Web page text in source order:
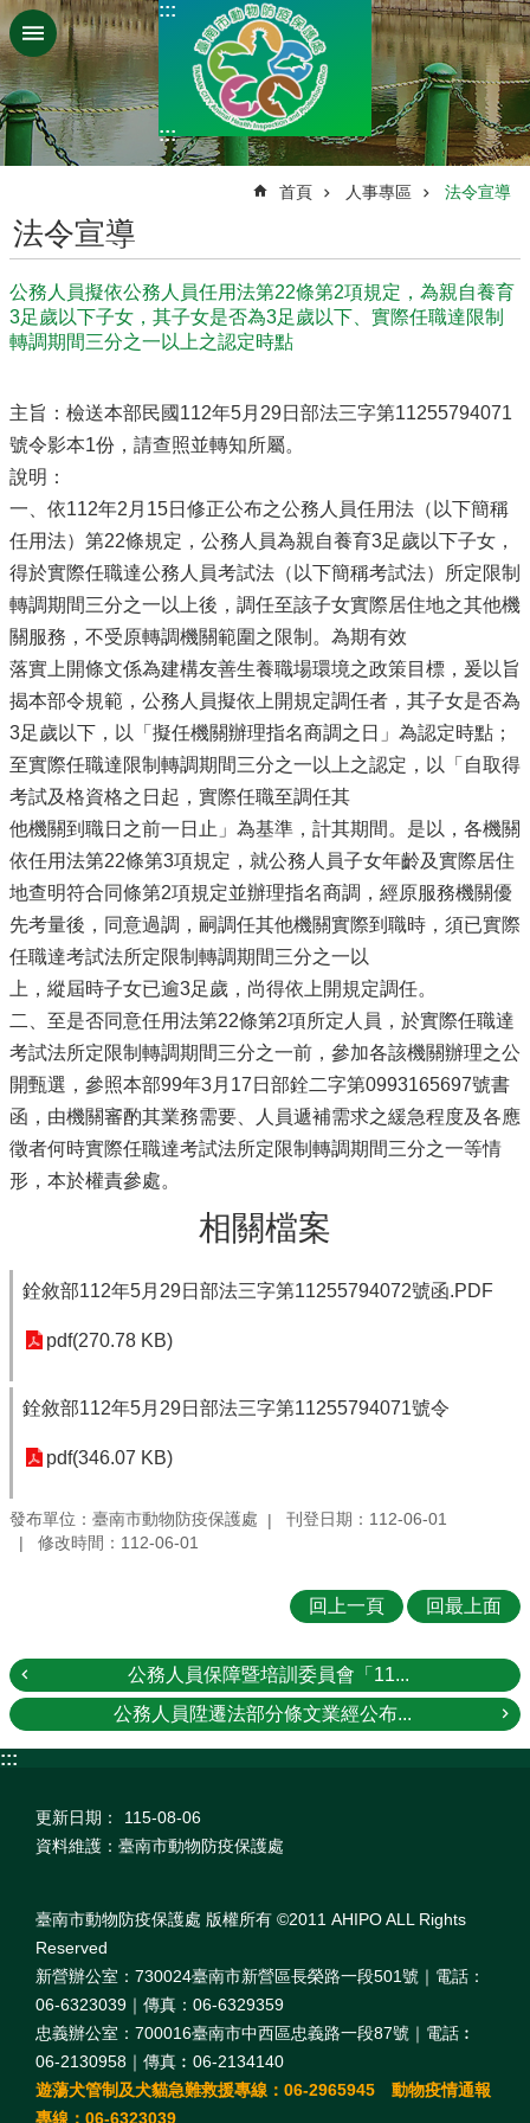
跳到主要內容區塊
:::
:::
首頁 人事專區 法令宣導
法令宣導
公務人員擬依公務人員任用法第22條第2項規定，為親自養育
3足歲以下子女，其子女是否為3足歲以下、實際任職達限制
轉調期間三分之一以上之認定時點
主旨：檢送本部民國112年5月29日部法三字第11255794071
號令影本1份，請查照並轉知所屬。
說明：
一、依112年2月15日修正公布之公務人員任用法（以下簡稱
任用法）第22條規定，公務人員為親自養育3足歲以下子女，
得於實際任職達公務人員考試法（以下簡稱考試法）所定限制
轉調期間三分之一以上後，調任至該子女實際居住地之其他機
關服務，不受原轉調機關範圍之限制。為期有效
落實上開條文係為建構友善生養職場環境之政策目標，爰以旨
揭本部令規範，公務人員擬依上開規定調任者，其子女是否為
3足歲以下，以「擬任機關辦理指名商調之日」為認定時點；
至實際任職達限制轉調期間三分之一以上之認定，以「自取得
考試及格資格之日起，實際任職至調任其
他機關到職日之前一日止」為基準，計其期間。是以，各機關
依任用法第22條第3項規定，就公務人員子女年齡及實際居住
地查明符合同條第2項規定並辦理指名商調，經原服務機關優
先考量後，同意過調，嗣調任其他機關實際到職時，須已實際
任職達考試法所定限制轉調期間三分之一以
上，縱屆時子女已逾3足歲，尚得依上開規定調任。
二、至是否同意任用法第22條第2項所定人員，於實際任職達
考試法所定限制轉調期間三分之一前，參加各該機關辦理之公
開甄選，參照本部99年3月17日部銓二字第0993165697號書
函，由機關審酌其業務需要、人員遞補需求之緩急程度及各應
徵者何時實際任職達考試法所定限制轉調期間三分之一等情
形，本於權責參處。
相關檔案
銓敘部112年5月29日部法三字第11255794072號函.PDF
pdf(270.78 KB)
銓敘部112年5月29日部法三字第11255794071號令
pdf(346.07 KB)
發布單位：臺南市動物防疫保護處
刊登日期：112-06-01
修改時間：112-06-01
回上一頁 回最上面
公務人員保障暨培訓委員會「11...
公務人員陞遷法部分條文業經公布...
:::
更新日期：
115-08-06
資料維護：臺南市動物防疫保護處
臺南市動物防疫保護處 版權所有 ©2011 AHIPO ALL Rights
Reserved
新營辦公室：730024臺南市新營區長榮路一段501號｜電話：
06-6323039｜傳真：06-6329359
忠義辦公室：700016臺南市中西區忠義路一段87號｜電話︰
06-2130958｜傳真︰06-2134140
遊蕩犬管制及犬貓急難救援專線：06-2965945 動物疫情通報
專線：06-6323039